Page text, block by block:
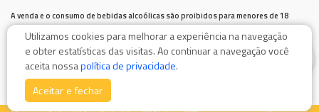
A venda e o consumo de bebidas alcoólicas são proibidos para menores de 18
anos.
Bebida alcoólica pode causar dependência química e, em excesso, provoca graves males à saúde.
Beba com moderação
Utilizamos cookies para melhorar a experiência na navegação
e obter estatísticas das visitas. Ao continuar a navegação você
aceita nossapolítica de privacidade.
Aceitar e fechar